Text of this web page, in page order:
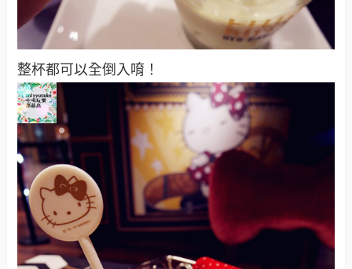
整杯都可以全倒入唷！